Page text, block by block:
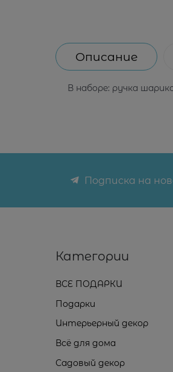
Описание
В наборе: ручка
Подписка на
Категории
ВСЕ ПОДАРКИ
Подарки
Интерьерный декор
Всё для дома
Садовый декор